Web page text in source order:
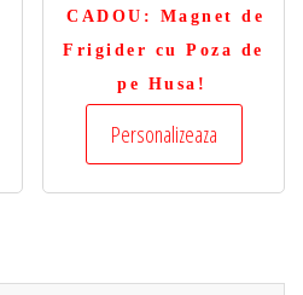
CADOU : Magnet de
Frigider cu Poza de
pe Husa!
Personalizeaza